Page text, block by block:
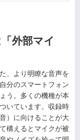
外部マイ
、より明瞭な音声を
分のスマートフォン
う。多くの機種が本
いています。収録時
）に向けることが大
構えるとマイクが被